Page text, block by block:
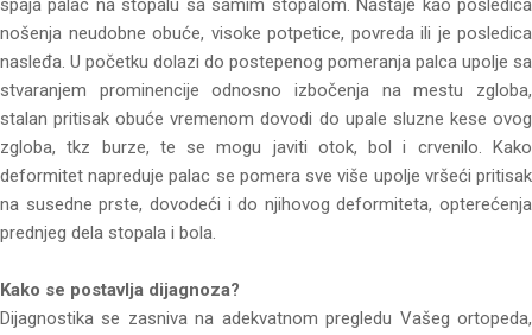
spaja palac na stopalu sa samim stopalom. Nastaje kao posledica
nošenja neudobne obuće, visoke potpetice, povreda ili je posledica
nasleđa. U početku dolazi do postepenog pomeranja palca upolje sa
stvaranjem prominencije odnosno izbočenja na mestu zgloba,
stalan pritisak obuće vremenom dovodi do upale sluzne kese ovog
zgloba, tkz burze, te se mogu javiti otok, bol i crvenilo. Kako
deformitet napreduje palac se pomera sve više upolje vršeći pritisak
na susedne prste, dovodeći i do njihovog deformiteta, opterećenja
prednjeg dela stopala i bola.
Kako se postavlja dijagnoza?
Dijagnostika se zasniva na adekvatnom pregledu Vašeg ortopeda,